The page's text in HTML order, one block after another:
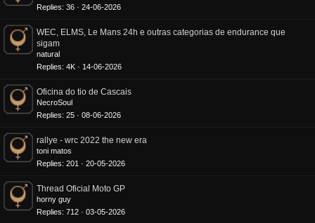
Replies 36 24-06-2026
WEC, ELMS, Le Mans 24h e outras categorias de endurance que
sigam
natural
Replies 4K 14-06-2026
Oficina do tio de Cascais
NecroSoul
Replies 25 08-06-2026
rallye - wrc 2022 the new era
toni matos
Replies 201 20-05-2026
Thread Oficial Moto GP
horny guy
Replies 712 03-05-2026